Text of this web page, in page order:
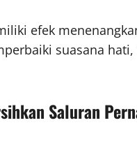
efek
suasana
Saluran